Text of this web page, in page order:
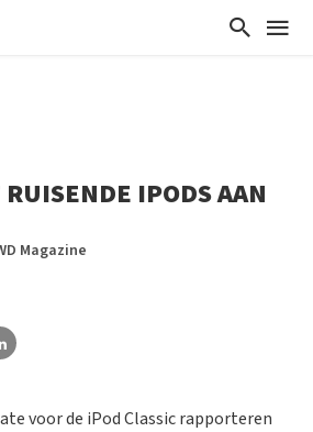
IPODS AAN
Magazine
voor de iPod Classic rapporteren